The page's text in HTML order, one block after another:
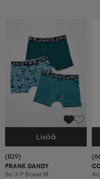
Valitse Koko
Lisää
(829)
FRANK DANDY
So 3-P Boxer M